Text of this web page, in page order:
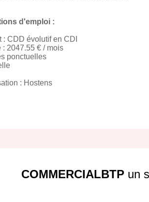
d'emploi :
: CDD évolutif en CDI
: 2047.55 € / mois
ponctuelles
: Hostens
COMMERCIALBTP un